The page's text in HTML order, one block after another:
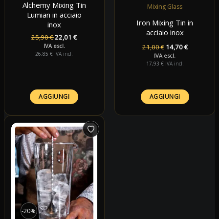
Alchemy Mixing Tin
Lumian in acciaio
inox
25,90€Il
prezzo
originale
22,01€Il
IVA escl.
26,85€ IVA incl.
AGGIUNGI
Mixing Glass
Iron Mixing Tin in
acciaio inox
21,00€ Il
prezzo
originale
14,70€Il
IVA escl.
17,93 € IVA incl.
AGGIUNGI
-20%